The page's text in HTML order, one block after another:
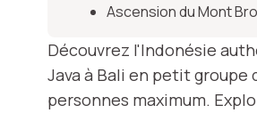
Ascension du Mont
Découvrez l'Indonésie
Java à Bali en petit groupe
personnes maximum.